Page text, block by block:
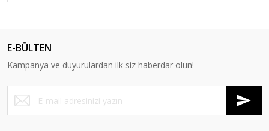
E-BÜLTEN
Kampanya ve duyurulardan ilk siz haberdar olun!